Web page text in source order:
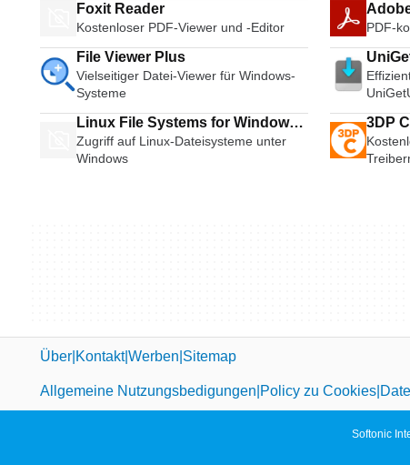
Foxit Reader
Kostenloser PDF-Viewer und -Editor PDF-
File Viewer Plus
Vielseitiger Datei-Viewer für Windows-
Systeme
Linux File Systems for Windows
by Paragon Software
Zugriff auf Linux-Dateisysteme unter
Windows
3DP
Über Kontakt Werben Sitemap
Allgemeine Nutzungsbedigungen Policy zu Cookies
Softonic